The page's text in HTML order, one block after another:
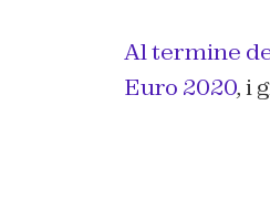
Al termine
Euro 2020, i